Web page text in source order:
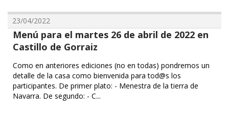
23/04/2022
Menú para el martes 26 de abril de 2022 en
Castillo de Gorraiz
Como en anteriores ediciones (no en todas) pondremos un
detalle de la casa como bienvenida para tod@s los
participantes. De primer plato: - Menestra de la tierra de
Navarra. De segundo: - C...